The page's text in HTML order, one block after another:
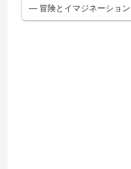
— 冒険とイマジネーショ